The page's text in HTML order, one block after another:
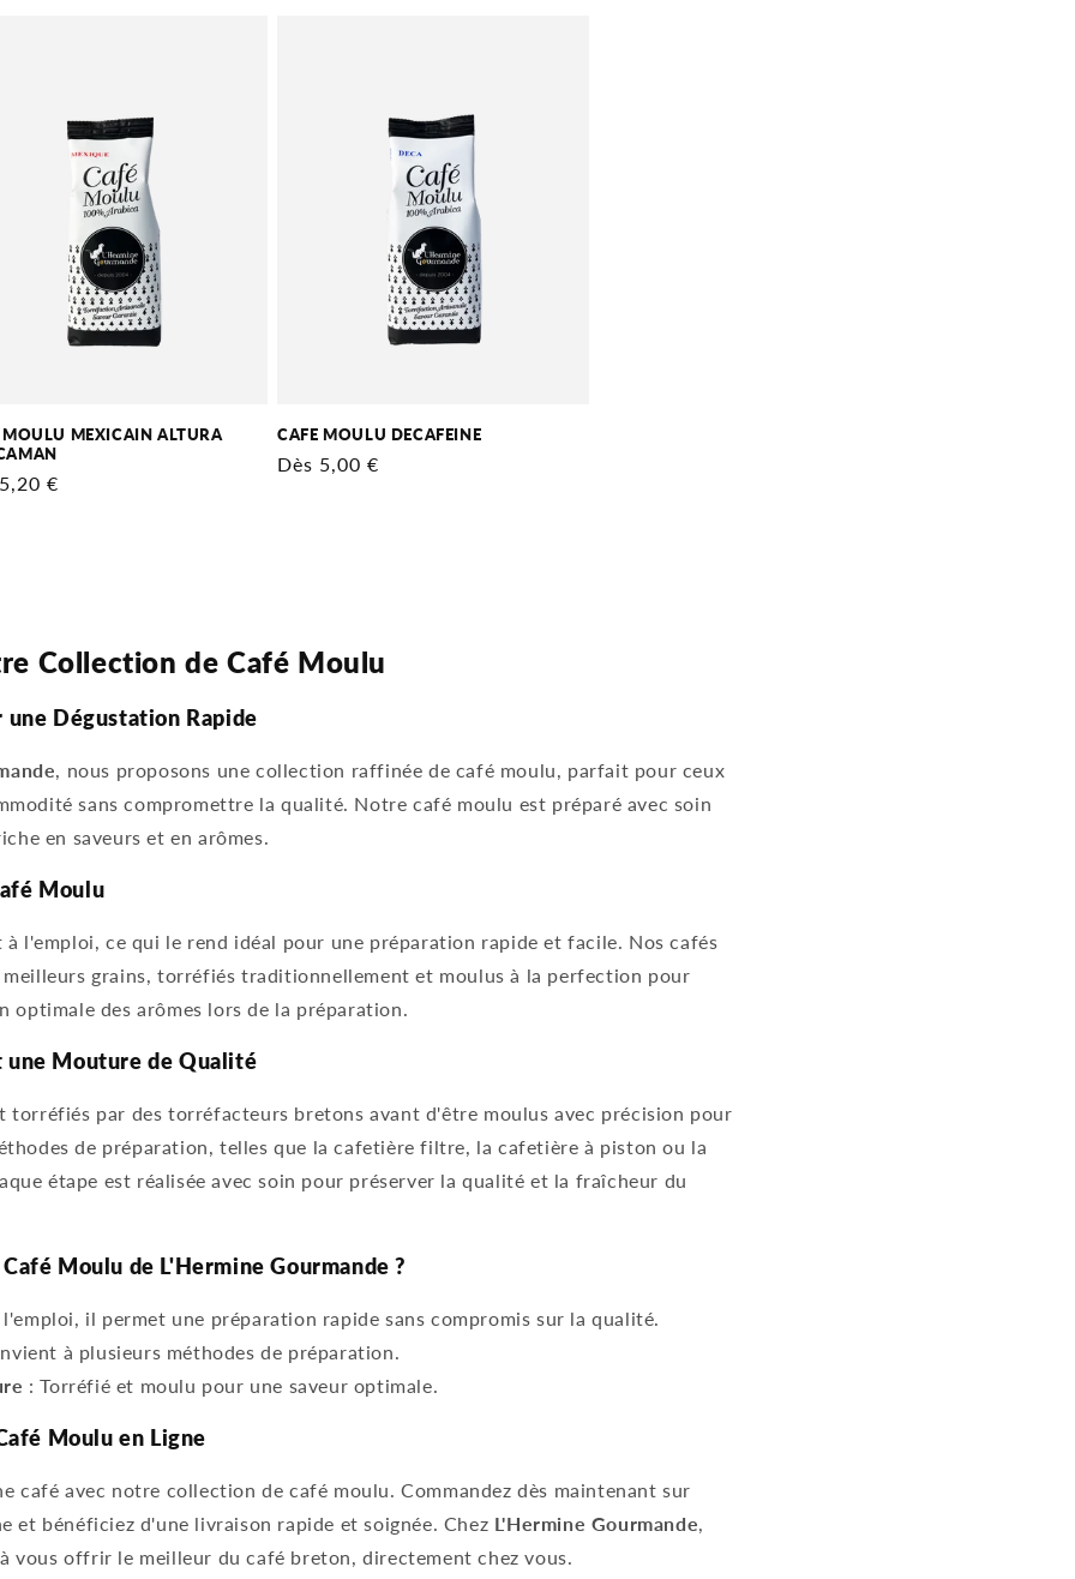
MOULU MEXICAIN ALTURA
€
CAFE MOULU DECAFEINE
Prix
Dès 5,00 €
Collection de Café Moulu
Dégustation Rapide
, nous proposons une collection raffinée de café moulu, parfait pour ceux
sans compromettre la qualité. Notre café moulu est préparé avec soin
en saveurs et en arômes.
Moulu
à l'emploi, ce qui le rend idéal pour une préparation rapide et facile. Nos cafés
meilleurs grains, torréfiés traditionnellement et moulus à la perfection pour
optimale des arômes lors de la préparation.
une Mouture de Qualité
torréfiés par des torréfacteurs bretons avant d'être moulus avec précision pour
de préparation, telles que la cafetière filtre, la cafetière à piston ou la
étape est réalisée avec soin pour préserver la qualité et la fraîcheur du
Moulu de L'Hermine Gourmande ?
l'emploi, il permet une préparation rapide sans compromis sur la qualité.
à plusieurs méthodes de préparation.
: Torréfié et moulu pour une saveur optimale.
Moulu en Ligne
café avec notre collection de café moulu. Commandez dès maintenant sur
et bénéficiez d'une livraison rapide et soignée. Chez L'Hermine Gourmande,
vous offrir le meilleur du café breton, directement chez vous.